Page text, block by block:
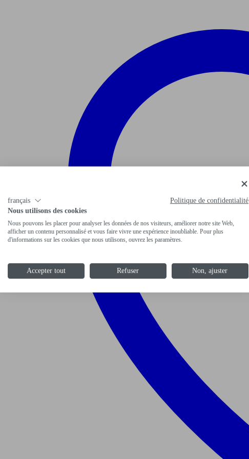
français
Politique de confidentialité
Nous utilisons des cookies
Nous pouvons les placer pour analyser les données de nos visiteurs, améliorer notre site Web,
afficher un contenu personnalisé et vous faire vivre une expérience inoubliable. Pour plus
d'informations sur les cookies que nous utilisons, ouvrez les paramètres.
Accepter tout Refuser Non, ajuster